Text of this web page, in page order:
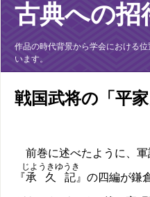
古典への招
作品の時代背景から学会における
います。
戦国武将の「平
前巻に述べたように、軍
『承久記
じようきゆうき
』の四編が鎌